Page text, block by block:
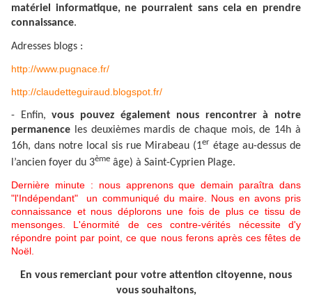
matériel informatique, ne pourraient sans cela en prendre
connaissance.
Adresses blogs :
http://www.pugnace.fr/
http://claudetteguiraud.blogspot.fr/
- Enfin,vous pouvez également nous rencontrer à notre
permanence les deuxièmes mardis de chaque mois, de 14h à
16h, dans notre local sis rue Mirabeau (1er étage au-dessus de
l’ancien foyer du 3ème âge) à Saint-Cyprien Plage.
Dernière minute : nous apprenons que demain paraîtra dans
"l'Indépendant" un communiqué du maire. Nous en avons pris
connaissance et nous déplorons une fois de plus ce tissu de
mensonges. L'énormité de ces contre-vérités nécessite d'y
répondre point par point, ce que nous ferons après ces fêtes de
Noël.
En vous remerciant pour votre attention citoyenne, nous
vous souhaitons,